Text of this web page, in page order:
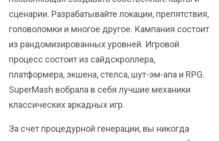
сценарии. Разрабатывайте локации, препятствия,
головоломки и многое другое. Кампания состоит
из рандомизированных уровней. Игровой
процесс состоит из сайдскроллера,
платформера, экшена, стелса, шут-эм-апа и RPG.
SuperMash вобрала в себя лучшие механики
классических аркадных игр.
За счет процедурной генерации, вы никогда